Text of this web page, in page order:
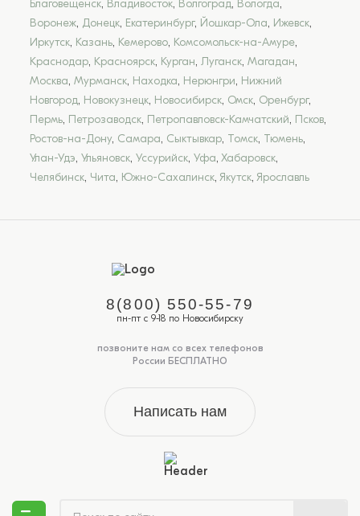
Благовещенск, Владивосток, Волгоград, Вологда,
Воронеж, Донецк, Екатеринбург, Йошкар-Ола, Ижевск,
Иркутск, Казань, Кемерово, Комсомольск-на-Амуре,
Краснодар, Красноярск, Курган, Луганск, Магадан,
Москва, Мурманск, Находка, Нерюнгри, Нижний
Новгород, Новокузнецк, Новосибирск, Омск, Оренбург,
Пермь, Петрозаводск, Петропавловск-Камчатский, Псков,
Ростов-на-Дону, Самара, Сыктывкар, Томск, Тюмень,
Улан-Удэ, Ульяновск, Уссурийск, Уфа, Хабаровск,
Челябинск, Чита, Южно-Сахалинск, Якутск, Ярославль
8(800) 550-55-79
пн-пт с 9-18 по Новосибирску
позвоните нам со всех телефонов
России БЕСПЛАТНО
Написать нам